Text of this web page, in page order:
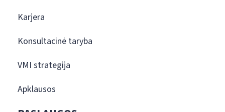
Karjera
Konsultacinė taryba
VMI strategija
Apklausos